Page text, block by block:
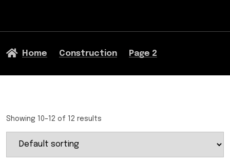
Home Construction Page 2
Showing 10–12 of 12 results